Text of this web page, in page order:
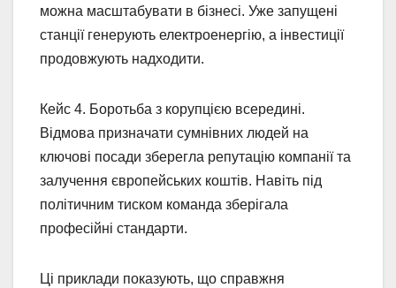
можна масштабувати в бізнесі. Уже запущені
станції генерують електроенергію, а інвестиції
продовжують надходити.
Кейс 4. Боротьба з корупцією всередині.
Відмова призначати сумнівних людей на
ключові посади зберегла репутацію компанії та
залучення європейських коштів. Навіть під
політичним тиском команда зберігала
професійні стандарти.
Ці приклади показують, що справжня